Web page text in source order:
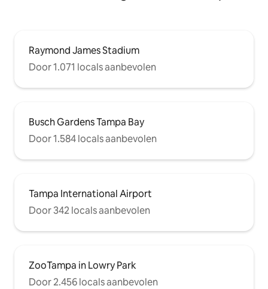
Raymond James Stadium
Door 1.071 locals aanbevolen
Busch Gardens Tampa Bay
Door 1.584 locals aanbevolen
Tampa International Airport
Door 342 locals aanbevolen
ZooTampa in Lowry Park
Door 2.456 locals aanbevolen